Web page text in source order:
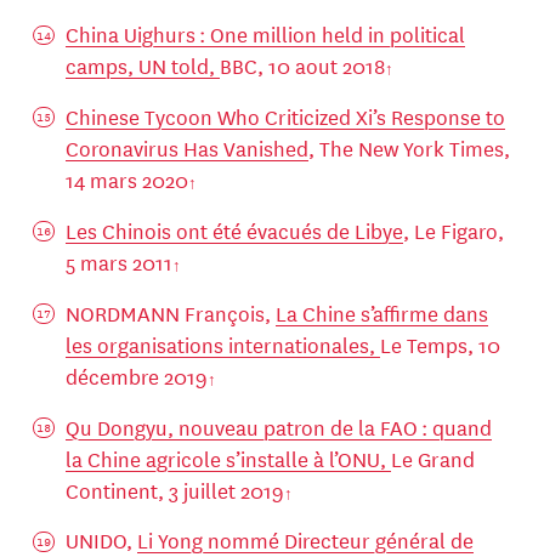
China Uighurs : One million held in political
camps, UN told, BBC, 10 aout 2018
Chinese Tycoon Who Criticized Xi’s Response to
Coronavirus Has Vanished, The New York Times,
14 mars 2020
Les Chinois ont été évacués de Libye, Le Figaro,
5 mars 2011
NORDMANN François, La Chine s’affirme dans
les organisations internationales, Le Temps, 10
décembre 2019
Qu Dongyu, nouveau patron de la FAO : quand
la Chine agricole s’installe à l’ONU, Le Grand
Continent, 3 juillet 2019
UNIDO, Li Yong nommé Directeur général de